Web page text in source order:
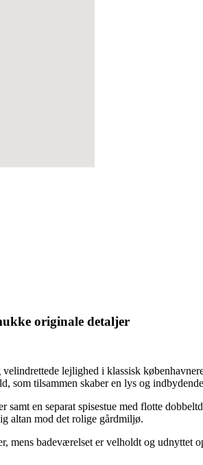
originale detaljer
lejlighed i klassisk
som tilsammen skaber en lys og
en separat spisestue med flotte
altan mod det rolige gårdmiljø.
mens badeværelset er velholdt og udnyttet